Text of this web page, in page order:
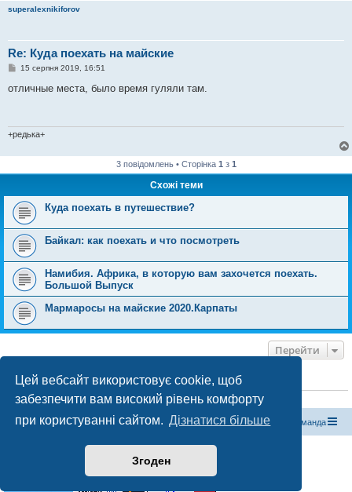
Цей вебсайт використовує cookie, щоб
забезпечити вам високий рівень комфорту
при користуванні сайтом. Дізнатися більше
Згоден
superalexnikiforov
Re: Куда поехать на майские
П
в
л
15 серпня 2019, 16:51
отличные места, было время гуляли там.
+редька+
3 повідомлень • Сторінка 1 з 1
Схожі теми
Куда поехать в путешествие?
Байкал: как поехать и что посмотреть
Намибия. Африка, в которую вам захочется поехать.
Большой Выпуск
Мармаросы на майские 2020.Карпаты
Перейти
ХТО ЗАРАЗ ОНЛАЙН
Зараз переглядають цей форум:ClaudeBot [бот ШІ]і 1 гість
Магазин спорядження Туристичний форум «Рюкзак» Команда
Працює на phpBB® Forum Software © phpBB Limited
Конфіденційність